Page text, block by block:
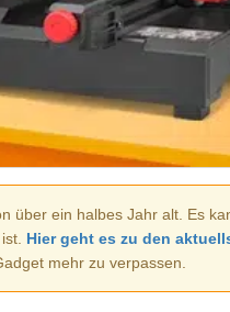
über ein halbes Jahr alt. Es
Hier geht es zu den
mehr zu verpassen.